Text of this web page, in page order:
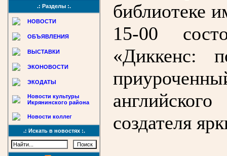
.: Разделы :.
НОВОСТИ
ОБЪЯВЛЕНИЯ
ВЫСТАВКИ
ЭКОНОВОСТИ
ЭКОДАТЫ
Новости культуры
Икрянинского района
Новости коллег
.: Искать в новостях :.
библиотеке
15-00
«Диккенс:
создателя